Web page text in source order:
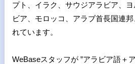
プト、イラク、サウジアラビア、
ビア、モロッコ、アラブ首長国連
れています。
WeBaseスタッフが ”アラビア語＋